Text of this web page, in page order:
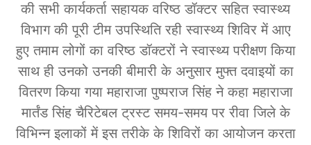
की सभी कार्यकर्ता सहायक वरिष्ठ डॉक्टर सहित स्वास्थ्य
विभाग की पूरी टीम उपस्थिति रही स्वास्थ्य शिविर में आए
हुए तमाम लोगों का वरिष्ठ डॉक्टरों ने स्वास्थ्य परीक्षण किया
साथ ही उनको उनकी बीमारी के अनुसार मुफ्त दवाइयों का
वितरण किया गया महाराजा पुष्पराज सिंह ने कहा महाराजा
मार्तंड सिंह चैरिटेबल ट्रस्ट समय-समय पर रीवा जिले के
विभिन्न इलाकों में इस तरीके के शिविरों का आयोजन करता